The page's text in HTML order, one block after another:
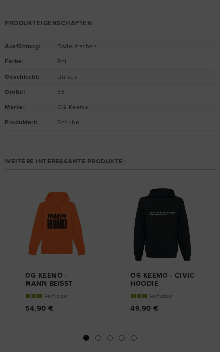
PRODUKTEIGENSCHAFTEN
Ausführung: Badelatschen
Farbe : Rot
Geschlecht: Unisex
Größe : 36
Marke : OG Keemo
Produktart: Schuhe
WEITERE INTERESSANTE PRODUKTE:
OG KEEMO -
MANN BEISST H
HOODIEVerfügbar
54,90 €
OG KEEMO - CIVIC
HOODIE
Verfügbar
49,90 €